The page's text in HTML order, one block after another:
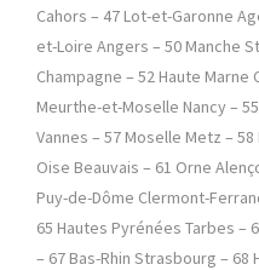
Cahors – 47 Lot-et-Garonne
et-Loire Angers – 50 Manche
Champagne – 52 Haute Marne
Meurthe-et-Moselle Nancy –
Vannes – 57 Moselle Metz –
Oise Beauvais – 61 Orne
Puy-de-Dôme Clermont-
65 Hautes Pyrénées Tarbes –
– 67 Bas-Rhin Strasbourg – 68